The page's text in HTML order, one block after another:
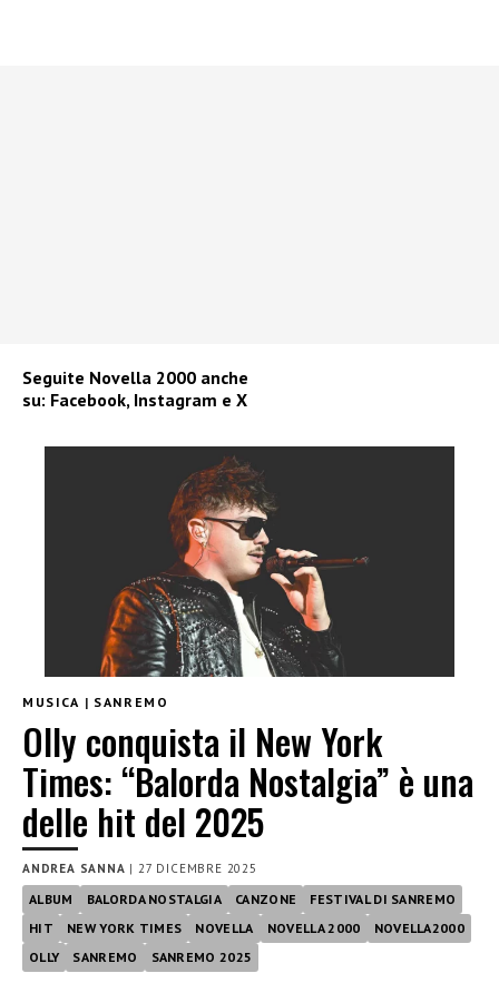
Seguite Novella 2000 anche
su: Facebook, Instagram e X
MUSICA | SANREMO
Olly conquista il New York
Times: “Balorda Nostalgia” è una
delle hit del 2025
ANDREA SANNA |27 DICEMBRE 2025
ALBUM BALORDA NOSTALGIA CANZONE
FESTIVAL DI SANREMO
HIT
NEW YORK TIMES NOVELLA NOVELLA 2000
NOVELLA2000
OLLY
SANREMO SANREMO 2025